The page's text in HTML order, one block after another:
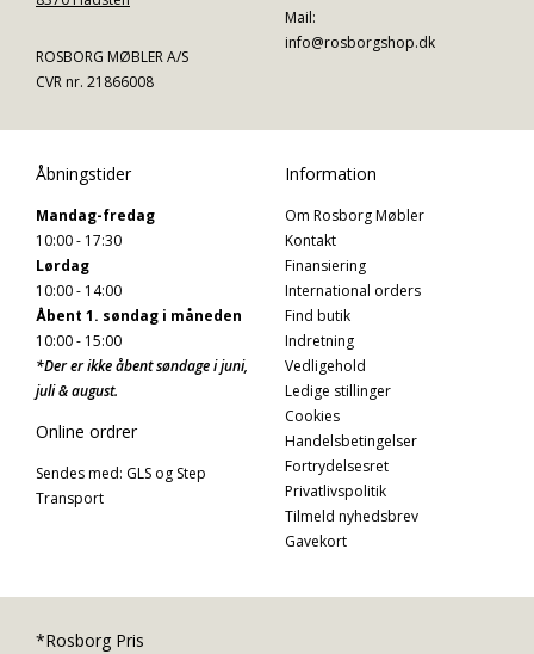
ROSBORG MØBLER A/S
CVR nr. 21866008
Mail:
info@rosborgshop.dk
Åbningstider
Mandag-fredag
10:00 - 17:30
Lørdag
10:00 - 14:00
Åbent 1. søndag i måneden
10:00 - 15:00
*Der er ikke åbent søndage i juni,
juli & august.
Online ordrer
Sendes med: GLS og Step
Transport
Information
Om Rosborg Møbler
Kontakt
Finansiering
International orders
Find butik
Indretning
Vedligehold
Ledige stillinger
Cookies
Handelsbetingelser
Fortrydelsesret
Privatlivspolitik
Tilmeld nyhedsbrev
Gavekort
*Rosborg Pris